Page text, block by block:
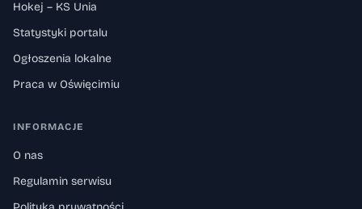
Hokej – KS Unia
Statystyki portalu
Ogłoszenia lokalne
Praca w Oświęcimiu
INFORMACJE
O nas
Regulamin serwisu